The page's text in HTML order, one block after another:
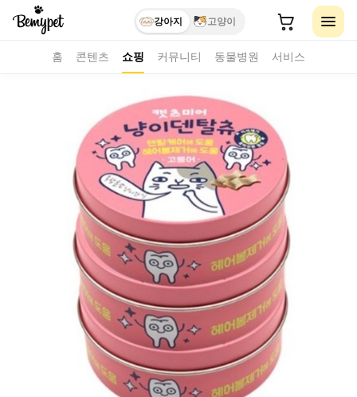
강아지 고양이
홈 콘텐츠 쇼핑 커뮤니티 동물병원 서비스